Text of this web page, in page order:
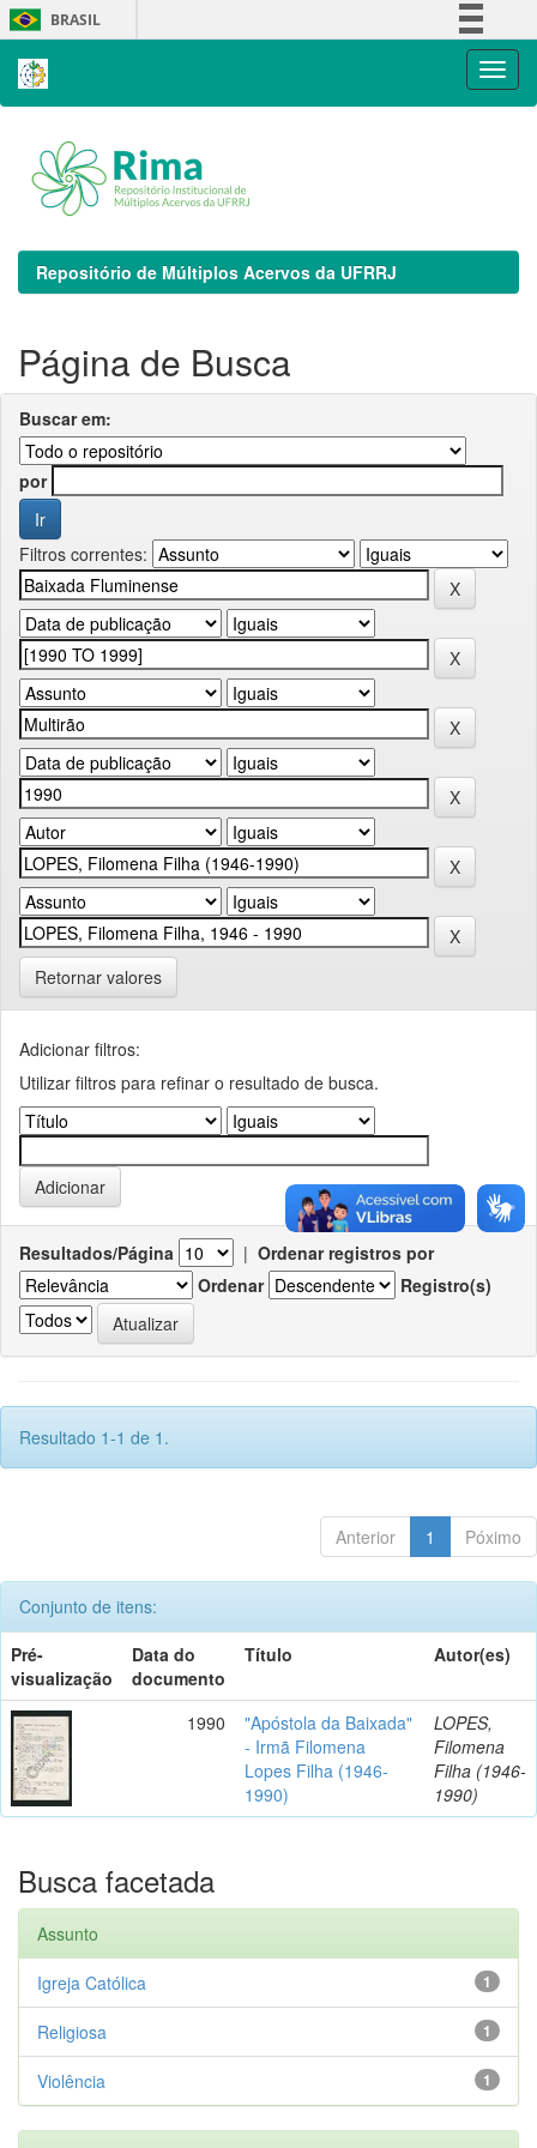
Skip
navigation
BRASIL
Repositório de Múltiplos Acervos da UFRRJ
Página de Busca
Buscar em:
por
Filtros correntes:
Retornar valores
Adicionar filtros:
Utilizar filtros para refinar o resultado de busca.
Resultados/Página | Ordenar registros por
Ordenar
Registro(s)
Resultado 1-1 de 1.
Anterior 1 Póximo
Conjunto de itens:
Pré-
visualização
Data do
documento
Título Autor(es)
1990
"Apóstola da Baixada"
- Irmã Filomena
Lopes Filha (1946-
1990)
LOPES,
Filomena
Filha (1946-
1990)
Busca facetada
Assunto
1
Igreja Católica
1
Religiosa
1
Violência